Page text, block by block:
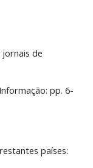
de
pp. 6-
países: